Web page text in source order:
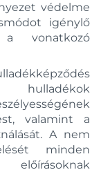
védelme
igénylő
vonatkozó
hulladékok
valamint a
A nem
minden